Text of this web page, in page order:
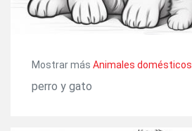
Mostrar más Animales domésticos
perro y gato